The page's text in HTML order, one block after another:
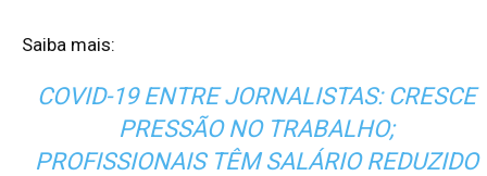
Saiba mais:
COVID-19 ENTRE JORNALISTAS: CRESCE
PRESSÃO NO TRABALHO;
PROFISSIONAIS TÊM SALÁRIO REDUZIDO